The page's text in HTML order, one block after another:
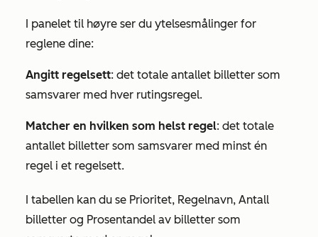
I panelet til høyre ser du ytelsesmålinger for
reglene dine:
Angitt regelsett: det totale antallet billetter som
samsvarer med hver rutingsregel.
Matcher en hvilken som helst regel: det totale
antallet billetter som samsvarer med minst én
regel i et regelsett.
I tabellen kan du se Prioritet, Regelnavn, Antall
billetter og Prosentandel av billetter som